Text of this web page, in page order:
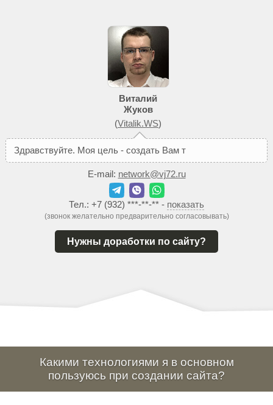
Виталий
Жуков
(Vitalik.WS)
Здравствуйте. Моя цель - создать Вам та
E-mail: network@vj72.ru
Тел.: +7 (932) ***-**-** - показать
(звонок желательно предварительно согласовывать)
Нужны доработки по сайту?
Какими технологиями я в основном
пользуюсь при создании сайта?